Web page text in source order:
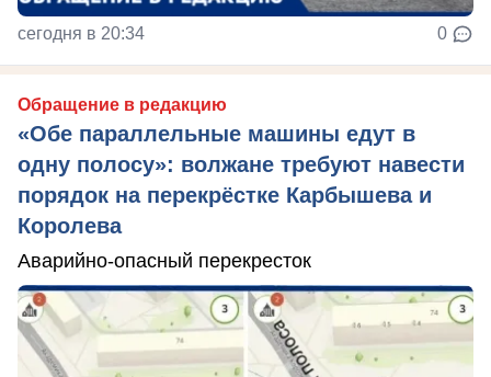
сегодня в 20:34 0
Обращение в редакцию
«Обе параллельные машины едут в
одну полосу»: волжане требуют навести
порядок на перекрёстке Карбышева и
Королева
Аварийно-опасный перекресток